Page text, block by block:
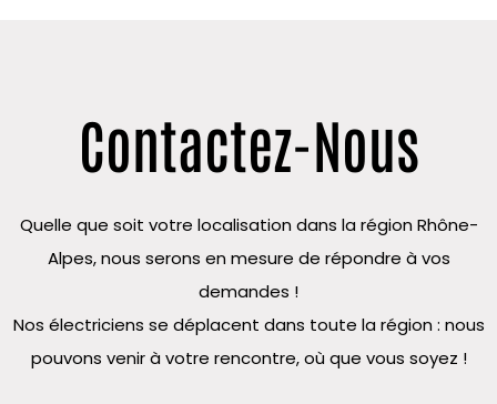
Contactez-Nous
Quelle que soit votre localisation dans la région Rhône-
Alpes, nous serons en mesure de répondre à vos
demandes !
Nos électriciens se déplacent dans toute la région : nous
pouvons venir à votre rencontre, où que vous soyez !